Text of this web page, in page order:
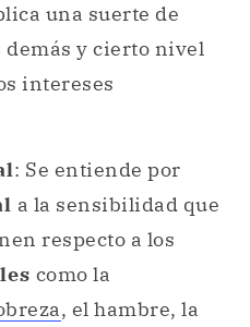
una suerte de
demás y cierto nivel
intereses
: Se entiende por
a la sensibilidad que
respecto a los
como la
, el hambre, la